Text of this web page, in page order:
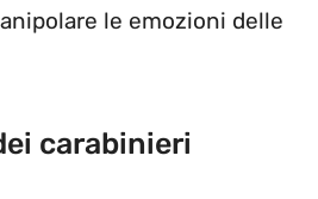
le emozioni delle
carabinieri